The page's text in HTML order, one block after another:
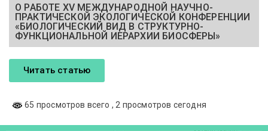
О РАБОТЕ XV МЕЖДУНАРОДНОЙ НАУЧНО-
ПРАКТИЧЕСКОЙ ЭКОЛОГИЧЕСКОЙ КОНФЕРЕНЦИИ
«БИОЛОГИЧЕСКИЙ ВИД В СТРУКТУРНО-
ФУНКЦИОНАЛЬНОЙ ИЕРАРХИИ БИОСФЕРЫ»
Читать статью
65 просмотров всего , 2 просмотров сегодня